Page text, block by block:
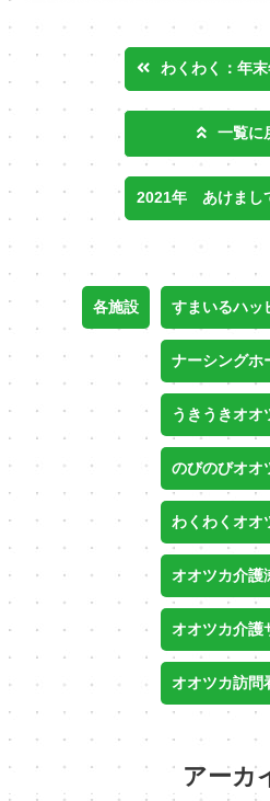
わくわく：年末年始
一覧に
各施設 すまいるハッ
ナーシングホ
うきうきオオ
のびのびオオ
わくわくオオ
オオツカ介護
オオツカ介護
オオツカ訪問
アーカ